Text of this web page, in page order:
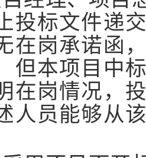
投标文件递
在岗承诺函
但本项目中
在岗情况，
人员能够从